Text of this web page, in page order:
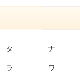
タ ナ
ラ ワ